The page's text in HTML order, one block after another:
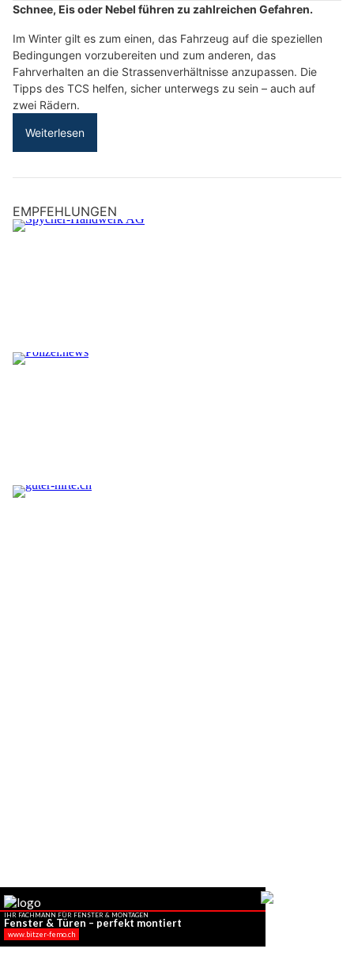
Schnee, Eis oder Nebel führen zu zahlreichen Gefahren.
Im Winter gilt es zum einen, das Fahrzeug auf die speziellen
Bedingungen vorzubereiten und zum anderen, das
Fahrverhalten an die Strassenverhältnisse anzupassen. Die
Tipps des TCS helfen, sicher unterwegs zu sein – auch auf
zwei Rädern.
Weiterlesen
EMPFEHLUNGEN